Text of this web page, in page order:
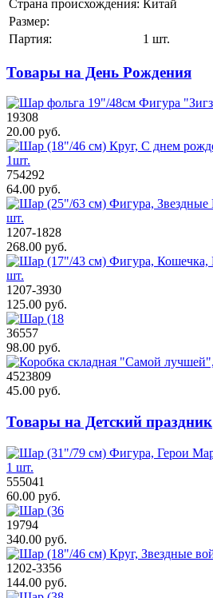
Страна происхождения: Китай
Размер:
Партия:
1 шт.
Товары на День Рождения
19308
20.00 руб.
754292
64.00 руб.
1207-1828
268.00 руб.
1207-3930
125.00 руб.
36557
98.00 руб.
4523809
45.00 руб.
Товары на Детский праздник
555041
60.00 руб.
19794
340.00 руб.
1202-3356
144.00 руб.